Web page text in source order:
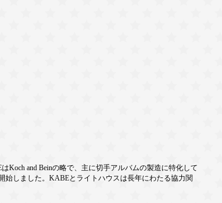
Koch and Beinの略で、主に切手アルバムの製造に特化して
始しました。KABEとライトハウスは長年にわたる協力関